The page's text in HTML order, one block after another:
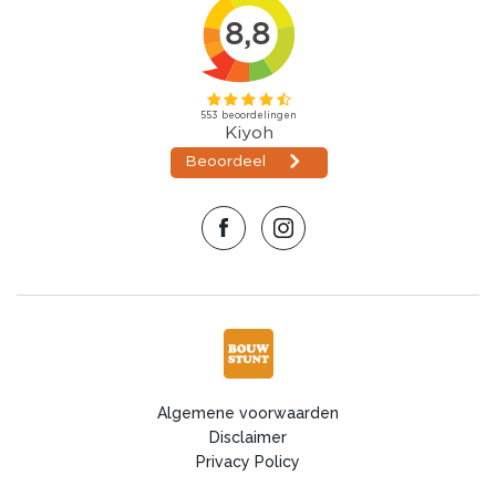
professional moet zijn op dit gebied mits u dit zou kunnen
Monteren van damwandplaten
Ook als prioriteit bij het aanleggen van dakpannen is namelijk
het correct plaatsen van de eerste dakpanplaat, dit zorgt er
voor dat de volgende damwandplaten ook correct staan,
goed aangedraaid worden om problemen te vermijden, ook
moet u zeker zijn van het feit dat u genoeg schroeven
Monteren damwanplaten
Algemene voorwaarden
Disclaimer
Privacy Policy